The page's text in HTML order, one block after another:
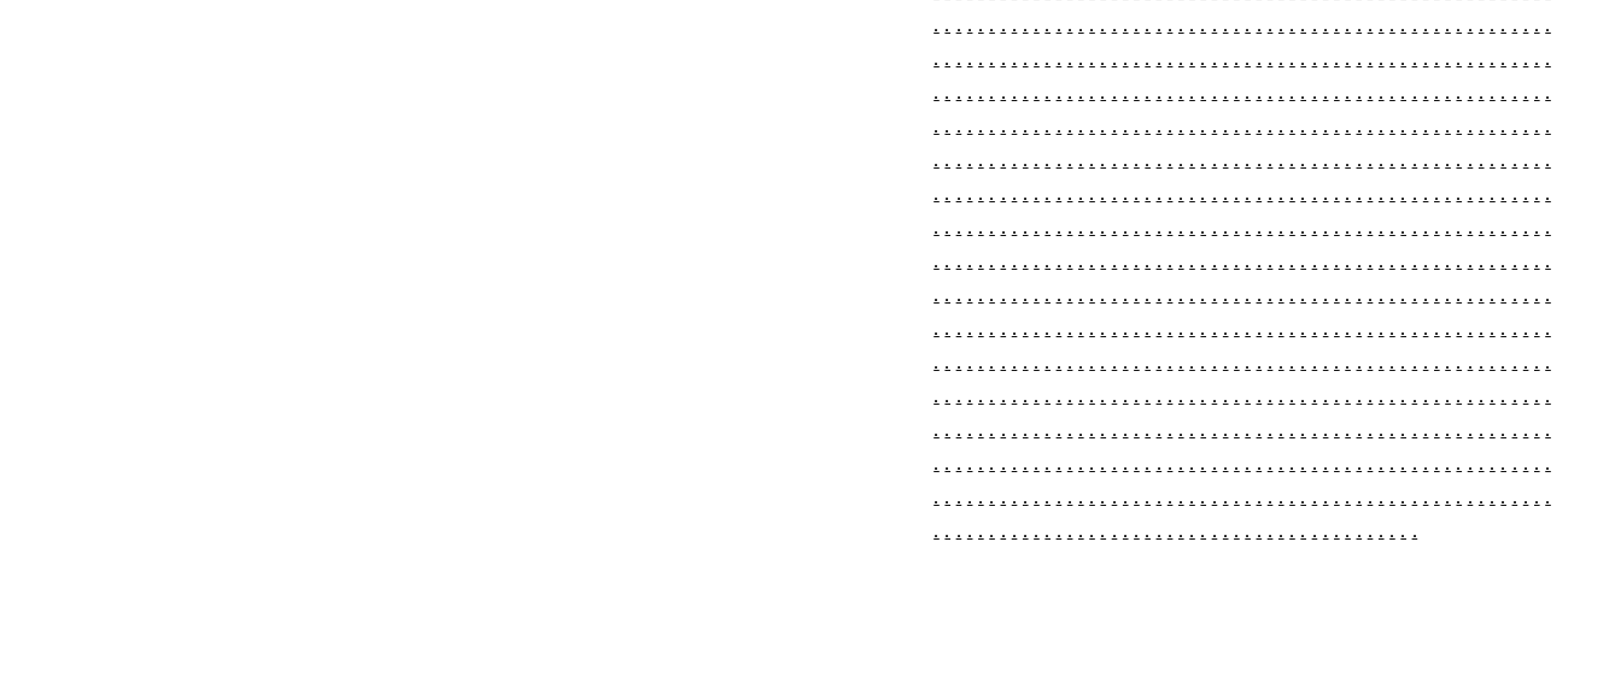
. . . . . . . . . . . . . . . . . . . . . . . . . . . . . . . . . . . . . . . . . . . . . . . . . . . . . . . .
. . . . . . . . . . . . . . . . . . . . . . . . . . . . . . . . . . . . . . . . . . . . . . . . . . . . . . . .
. . . . . . . . . . . . . . . . . . . . . . . . . . . . . . . . . . . . . . . . . . . . . . . . . . . . . . . .
. . . . . . . . . . . . . . . . . . . . . . . . . . . . . . . . . . . . . . . . . . . . . . . . . . . . . . . .
. . . . . . . . . . . . . . . . . . . . . . . . . . . . . . . . . . . . . . . . . . . . . . . . . . . . . . . .
. . . . . . . . . . . . . . . . . . . . . . . . . . . . . . . . . . . . . . . . . . . . . . . . . . . . . . . .
. . . . . . . . . . . . . . . . . . . . . . . . . . . . . . . . . . . . . . . . . . . . . . . . . . . . . . . .
. . . . . . . . . . . . . . . . . . . . . . . . . . . . . . . . . . . . . . . . . . . . . . . . . . . . . . . .
. . . . . . . . . . . . . . . . . . . . . . . . . . . . . . . . . . . . . . . . . . . . . . . . . . . . . . . .
. . . . . . . . . . . . . . . . . . . . . . . . . . . . . . . . . . . . . . . . . . . . . . . . . . . . . . . .
. . . . . . . . . . . . . . . . . . . . . . . . . . . . . . . . . . . . . . . . . . . . . . . . . . . . . . . .
. . . . . . . . . . . . . . . . . . . . . . . . . . . . . . . . . . . . . . . . . . . . . . . . . . . . . . . .
. . . . . . . . . . . . . . . . . . . . . . . . . . . . . . . . . . . . . . . . . . . . . . . . . . . . . . . .
. . . . . . . . . . . . . . . . . . . . . . . . . . . . . . . . . . . . . . . . . . . . . . . . . . . . . . . .
. . . . . . . . . . . . . . . . . . . . . . . . . . . . . . . . . . . . . . . . . . . . . . . . . . . . . . . .
. . . . . . . . . . . . . . . . . . . . . . . . . . . . . . . . . . . . . . . . . . . .